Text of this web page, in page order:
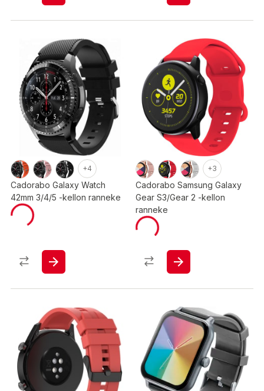
+4
Cadorabo Galaxy Watch
42mm 3/4/5 -kellon ranneke
+3
Cadorabo Samsung Galaxy
Gear S3/Gear 2 -kellon
ranneke